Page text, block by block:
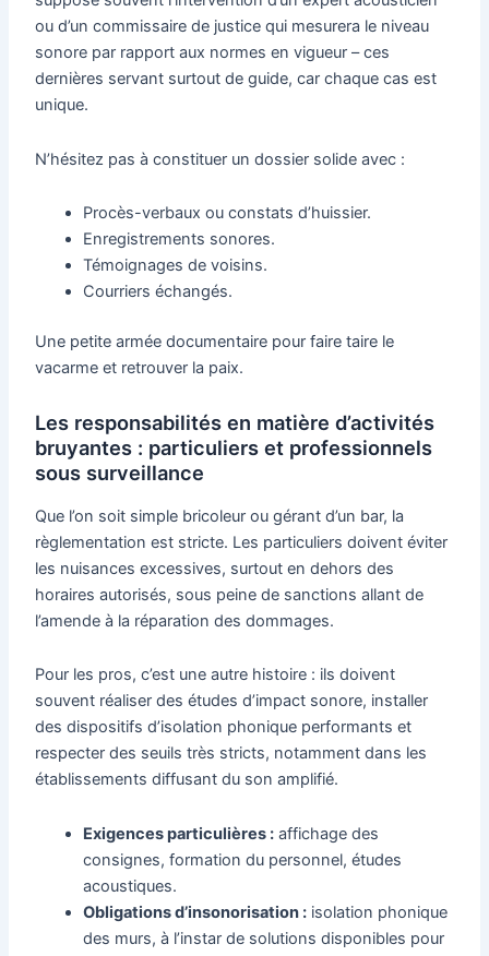
ou d’un commissaire de justice qui mesurera le niveau
sonore par rapport aux normes en vigueur – ces
dernières servant surtout de guide, car chaque cas est
unique.
N’hésitez pas à constituer un dossier solide avec :
Procès-verbaux ou constats d’huissier.
Enregistrements sonores.
Témoignages de voisins.
Courriers échangés.
Une petite armée documentaire pour faire taire le
vacarme et retrouver la paix.
Les responsabilités en matière d’activités
bruyantes : particuliers et professionnels
sous surveillance
Que l’on soit simple bricoleur ou gérant d’un bar, la
règlementation est stricte. Les particuliers doivent éviter
les nuisances excessives, surtout en dehors des
horaires autorisés, sous peine de sanctions allant de
l’amende à la réparation des dommages.
Pour les pros, c’est une autre histoire : ils doivent
souvent réaliser des études d’impact sonore, installer
des dispositifs d’isolation phonique performants et
respecter des seuils très stricts, notamment dans les
établissements diffusant du son amplifié.
Exigences particulières : affichage des
consignes, formation du personnel, études
acoustiques.
Obligations d’insonorisation : isolation phonique
des murs, à l’instar de solutions disponibles pour